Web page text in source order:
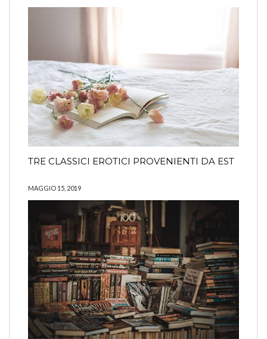
TRE CLASSICI EROTICI PROVENIENTI DA EST
MAGGIO 15, 2019